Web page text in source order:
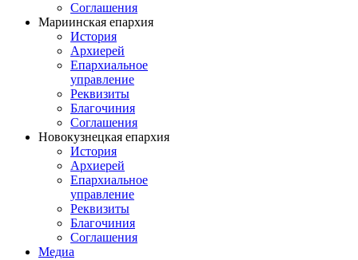
Соглашения
Мариинская епархия
История
Архиерей
Епархиальное
управление
Реквизиты
Благочиния
Соглашения
Новокузнецкая епархия
История
Архиерей
Епархиальное
управление
Реквизиты
Благочиния
Соглашения
Медиа